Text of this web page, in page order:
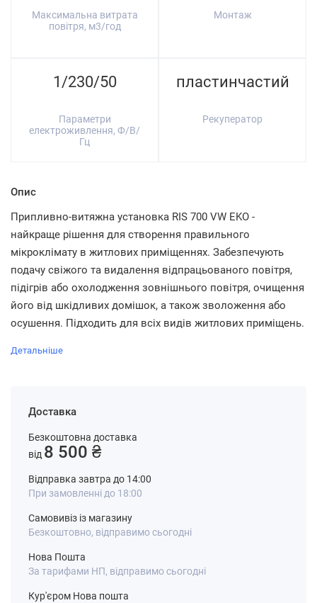
Максимальна витрата
повітря, м3/год
Монтаж
1/230/50
Параметри
електроживлення, Ф/В/
Гц
пластинчастий
Рекуператор
Опис
Припливно-витяжна установка RIS 700 VW EKO -
найкраще рішення для створення правильного
мікроклімату в житлових приміщеннях. Забезпечують
подачу свіжого та видалення відпрацьованого повітря,
підігрів або охолодження зовнішнього повітря, очищення
його від шкідливих домішок, а також зволоження або
осушення. Підходить для всіх видів житлових приміщень.
Детальніше
Доставка
Безкоштовна доставка
від 8 500 ₴
Відправка завтра до 14:00
При замовленні до 18:00
Самовивіз із магазину
Безкоштовно, відправимо сьогодні
Нова Пошта
За тарифами НП, відправимо сьогодні
Кур'єром Нова пошта